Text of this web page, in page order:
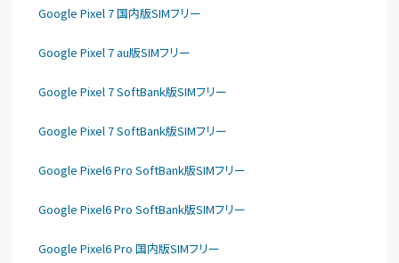
Google Pixel 7 国内版SIMフリー
Google Pixel 7 au版SIMフリー
Google Pixel 7 SoftBank版SIMフリー
Google Pixel 7 SoftBank版SIMフリー
Google Pixel6 Pro SoftBank版SIMフリー
Google Pixel6 Pro SoftBank版SIMフリー
Google Pixel6 Pro 国内版SIMフリー